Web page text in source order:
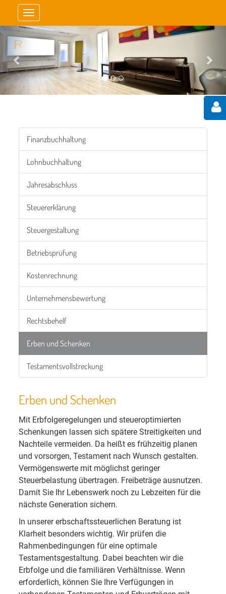
Toggle
navigation
Previous
Finanzbuchhaltung
Lohnbuchhaltung
Jahresabschluss
Steuererklärung
Steuergestaltung
Betriebsprüfung
Kostenrechnung
Unternehmensbewertung
Rechtsbehelf
Erben und Schenken
Testamentsvollstreckung
Erben und Schenken
Mit Erbfolgeregelungen und steueroptimierten
Schenkungen lassen sich spätere Streitigkeiten und
Nachteile vermeiden. Da heißt es frühzeitig planen
und vorsorgen, Testament nach Wunsch gestalten.
Vermögenswerte mit möglichst geringer
Steuerbelastung übertragen. Freibeträge ausnutzen.
Damit Sie Ihr Lebenswerk noch zu Lebzeiten für die
nächste Generation sichern.
In unserer erbschaftssteuerlichen Beratung ist
Klarheit besonders wichtig. Wir prüfen die
Rahmenbedingungen für eine optimale
Testamentsgestaltung. Dabei beachten wir die
Erbfolge und die familiären Verhältnisse. Wenn
erforderlich, können Sie Ihre Verfügungen in